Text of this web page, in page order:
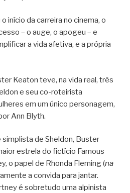
início da carreira no cinema, o
– o auge, o apogeu – e
a vida afetiva, e a própria
Keaton teve, na vida real, três
e seu co-roteirista
em um único personagem,
Ann Blyth.
simplista de Sheldon, Buster
estrela do fictício Famous
o papel de Rhonda Fleming (na
a convida para jantar.
é sobretudo uma alpinista